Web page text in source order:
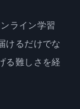
ライン学習
けるだけでな
る難しさを経